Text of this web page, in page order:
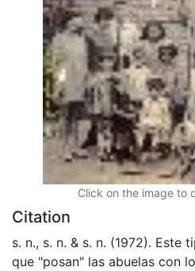
Click on the image to
Citation
s. n., s. n. & s. n. (1972). Este
que "posan" las abuelas con